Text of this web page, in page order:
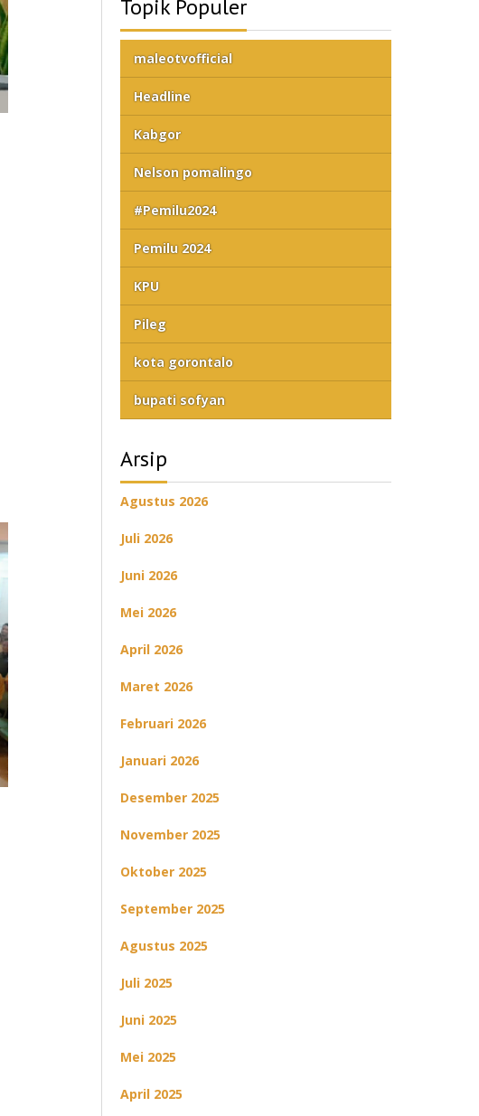
Topik Populer
maleotvofficial
Headline
Kabgor
Nelson pomalingo
#Pemilu2024
Pemilu 2024
KPU
Pileg
kota gorontalo
bupati sofyan
Arsip
Agustus 2026
Juli 2026
Juni 2026
Mei 2026
April 2026
Maret 2026
Februari 2026
Januari 2026
Desember 2025
November 2025
Oktober 2025
September 2025
Agustus 2025
Juli 2025
Juni 2025
Mei 2025
April 2025